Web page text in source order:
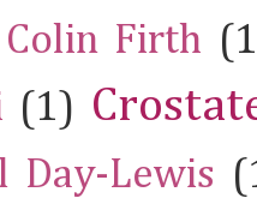
Colin Firth
(1)
Day-Lewis